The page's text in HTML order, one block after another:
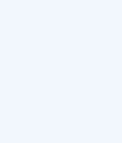
seni bekliyor!